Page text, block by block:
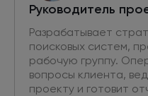
Руководитель
Разрабатывает
поисковых систем,
рабочую группу.
вопросы клиента,
проекту и готовит